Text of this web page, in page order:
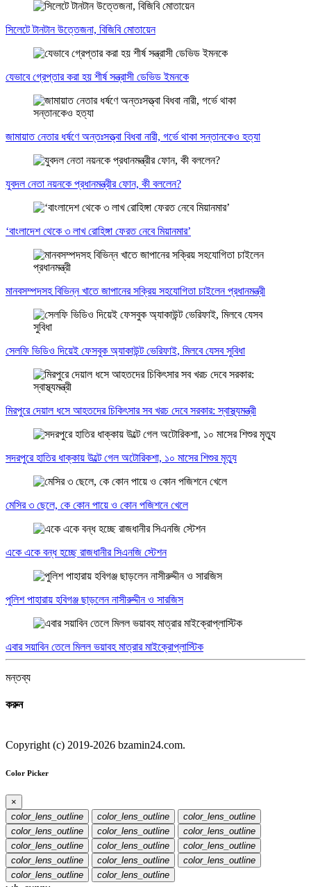
সিলেটে টানটান উত্তেজনা, বিজিবি মোতায়েন
যেভাবে গ্রেপ্তার করা হয় শীর্ষ সন্ত্রাসী ডেভিড ইমনকে
জামায়াত নেতার ধর্ষণে অন্তঃসত্ত্বা বিধবা নারী, গর্ভে থাকা সন্তানকেও হত্যা
যুবদল নেতা নয়নকে প্রধানমন্ত্রীর ফোন, কী বললেন?
‘বাংলাদেশ থেকে ৩ লাখ রোহিঙ্গা ফেরত নেবে মিয়ানমার’
মানবসম্পদসহ বিভিন্ন খাতে জাপানের সক্রিয় সহযোগিতা চাইলেন প্রধানমন্ত্রী
সেলফি ভিডিও দিয়েই ফেসবুক অ্যাকাউন্ট ভেরিফাই, মিলবে যেসব সুবিধা
মিরপুরে দেয়াল ধসে আহতদের চিকিৎসার সব খরচ দেবে সরকার: স্বাস্থ্যমন্ত্রী
সদরপুরে হাতির ধাক্কায় উল্টে গেল অটোরিকশা, ১০ মাসের শিশুর মৃত্যু
মেসির ৩ ছেলে, কে কোন পায়ে ও কোন পজিশনে খেলে
একে একে বন্ধ হচ্ছে রাজধানীর সিএনজি স্টেশন
পুলিশ পাহারায় হবিগঞ্জ ছাড়লেন নাসীরুদ্দীন ও সারজিস
এবার সয়াবিন তেলে মিলল ভয়াবহ মাত্রার মাইক্রোপ্লাস্টিক
মন্তব্য
করুন
Copyright (c) 2019-2026 bzamin24.com.
Color Picker
×
color_lens_outline
color_lens_outline
color_lens_outline
color_lens_outline
color_lens_outline
color_lens_outline
color_lens_outline
color_lens_outline
color_lens_outline
color_lens_outline
color_lens_outline
color_lens_outline
color_lens_outline
color_lens_outline